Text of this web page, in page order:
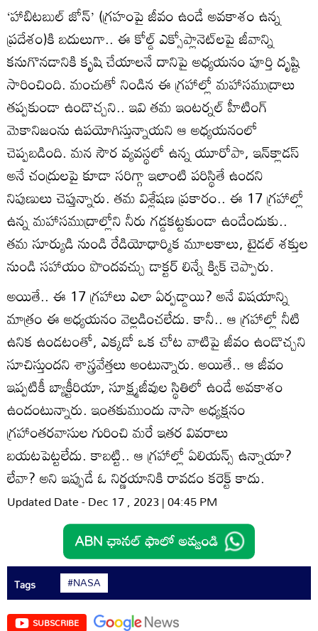
‘హాబిటబుల్ జోన్’ (గ్రహంపై జీవం ఉండే అవకాశం ఉన్న
ప్రదేశం)కి బదులుగా.. ఈ కోల్డ్ ఎక్సోప్లానెట్‌లపై జీవాన్ని
కనుగొనడానికి కృషి చేయాలనే దానిపై అధ్యయనం పూర్తి దృష్టి
సారించింది. మంచుతో నిండిన ఈ గ్రహాల్లో మహాసముద్రాలు
తప్పకుండా ఉండొచ్చని.. ఇవి తమ ఇంటర్నల్ హీటింగ్
మెకానిజంను ఉపయోగిస్తున్నాయని ఆ అధ్యయనంలో
చెప్పబడింది. మన సౌర వ్యవస్థలో ఉన్న యూరోపా, ఇన్‌క్లాడస్
అనే చంద్రులపై కూడా సరిగ్గా ఇలాంటి పరిస్థితే ఉందని
నిపుణులు చెప్తున్నారు. తమ విశ్లేషణ ప్రకారం.. ఈ 17 గ్రహాల్లో
ఉన్న మహాసముద్రాల్లోని నీరు గడ్డకట్టకుండా ఉండేందుకు..
తమ సూర్యుడి నుండి రేడియోధార్మిక మూలకాలు, టైడల్ శక్తుల
నుండి సహాయం పొందవచ్చు డాక్టర్ లిన్నే క్విక్ చెప్పారు.
అయితే.. ఈ 17 గ్రహాలు ఎలా ఏర్పడ్డాయి? అనే విషయాన్ని
మాత్రం ఈ అధ్యయనం వెల్లడించలేదు. కానీ.. ఆ గ్రహాల్లో నీటి
ఉనిక ఉండటంతో, ఎక్కడో ఒక చోట వాటిపై జీవం ఉండొచ్చని
సూచిస్తుందని శాస్త్రవేత్తలు అంటున్నారు. అయితే.. ఆ జీవం
ఇప్పటికీ బ్యాక్టీరియా, సూక్ష్మజీవుల స్థితిలో ఉండే అవకాశం
ఉందంటున్నారు. ఇంతకుముందు నాసా అధ్యక్షనం
గ్రహాంతరవాసుల గురించి మరే ఇతర వివరాలు
బయటపెట్టలేదు. కాబట్టి.. ఆ గ్రహాల్లో ఏలియన్స్ ఉన్నాయా?
లేవా? అని ఇప్పుడే ఓ నిర్ణయానికి రావడం కరెక్ట్ కాదు.
Updated Date - Dec 17 , 2023 | 04:45 PM
Tags #NASA
SUBSCRIBE